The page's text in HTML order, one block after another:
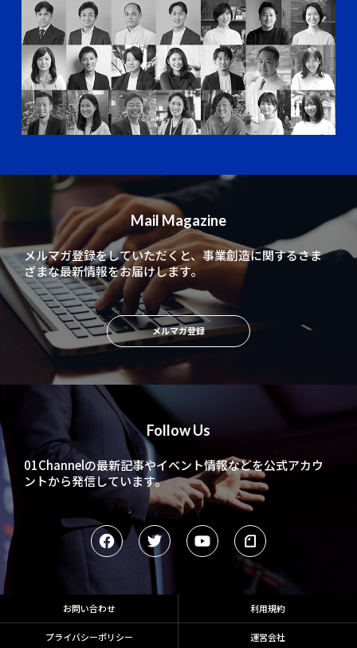
Follow Us
01Channelの最新記事やイベント情報などを公式アカウ
ントから発信しています。
Mail Magazine
メルマガ登録をしていただくと、事業創造に関するさま
ざまな最新情報をお届けします。
メルマガ登録
お問い合わせ 利用規約
プライバシーポリシー 運営会社